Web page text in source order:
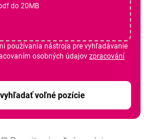
do 20MB
používania nástroja pre vyhľadávanie
osobných údajov zpracování
voľné pozície